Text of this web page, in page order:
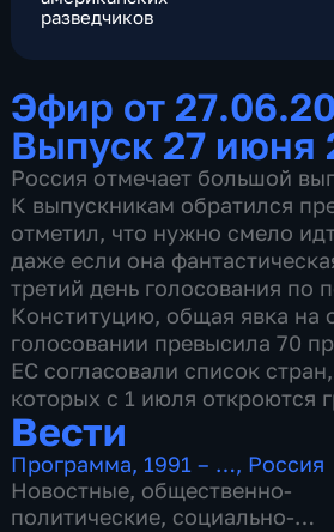
разведчиков
Эфир от
Выпуск 27 июня
Россия отмечает большой
К выпускникам обратился
отметил, что нужно смело
даже если она
третий день голосования по
Конституцию, общая явка на
голосовании превысила 70
ЕС согласовали список
которых с 1 июля откроются
Вести
Программа, 1991 – …, Россия
Новостные, общественно-
политические, социально-